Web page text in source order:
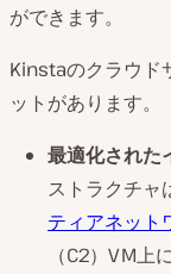
ができます。
Kinstaのクラウド
ットがあります。
最適化された
ストラクチャ
ティアネット
（C2）VM